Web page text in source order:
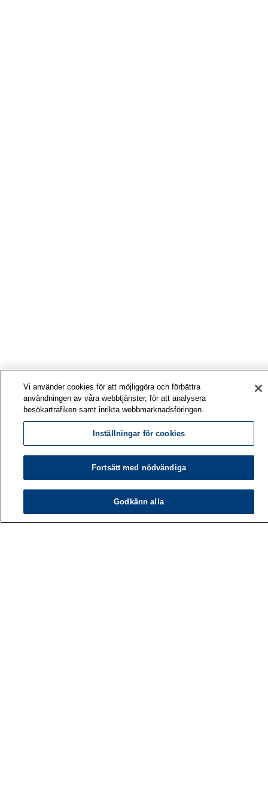
Vi använder cookies för att möjliggöra och förbättra
användningen av våra webbtjänster, för att analysera
besökartrafiken samt inrikta webbmarknadsföringen.
Inställningar för cookies
Fortsätt med nödvändiga
Godkänn alla